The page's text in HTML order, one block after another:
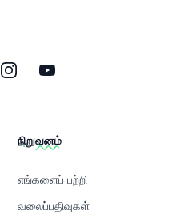
இன்ஸ்டாகிராம்
யூடியூப்
நிறுவனம்
எங்களைப் பற்றி
வலைப்பதிவுகள்